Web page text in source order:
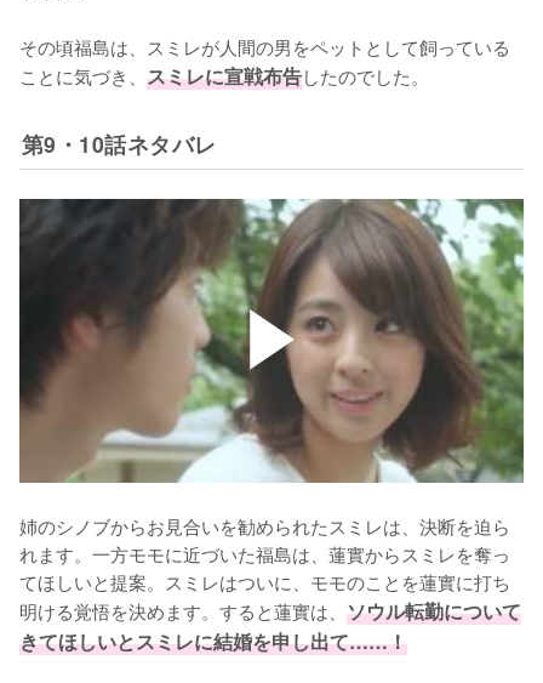
その頃福島は、スミレが人間の男をペットとして飼っている
ことに気づき、 スミレに宣戦布告したのでした。
第9・10話ネタバレ
姉のシノブからお見合いを勧められたスミレは、決断を迫ら
れます。一方モモに近づいた福島は、蓮實からスミレを奪っ
てほしいと提案。スミレはついに、モモのことを蓮實に打ち
明ける覚悟を決めます。すると蓮實は、 ソウル転勤について
きてほしいとスミレに結婚を申し出て……！